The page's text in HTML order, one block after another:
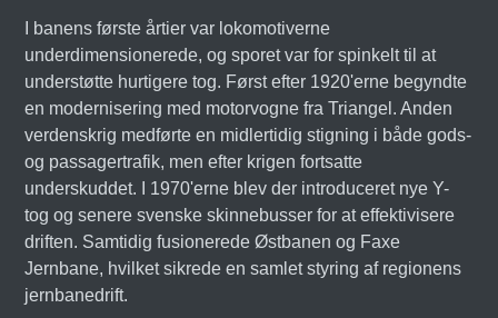
I banens første årtier var lokomotiverne
underdimensionerede, og sporet var for spinkelt til at
understøtte hurtigere tog. Først efter 1920'erne begyndte
en modernisering med motorvogne fra Triangel. Anden
verdenskrig medførte en midlertidig stigning i både gods-
og passagertrafik, men efter krigen fortsatte
underskuddet. I 1970'erne blev der introduceret nye Y-
tog og senere svenske skinnebusser for at effektivisere
driften. Samtidig fusionerede Østbanen og Faxe
Jernbane, hvilket sikrede en samlet styring af regionens
jernbanedrift.